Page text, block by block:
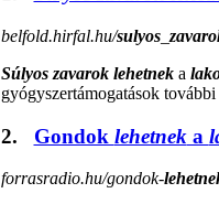
belfold.hirfal.hu/sulyos_
Súlyos zavarok lehetneka
gyógyszertámogatások további
2. Gondok lehetneka
forrasradio.hu/gondok-